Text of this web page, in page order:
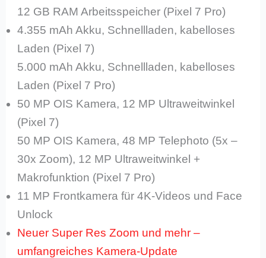
12 GB RAM Arbeitsspeicher (Pixel 7 Pro)
4.355 mAh Akku, Schnellladen, kabelloses
Laden (Pixel 7)
5.000 mAh Akku, Schnellladen, kabelloses
Laden (Pixel 7 Pro)
50 MP OIS Kamera, 12 MP Ultraweitwinkel
(Pixel 7)
50 MP OIS Kamera, 48 MP Telephoto (5x –
30x Zoom), 12 MP Ultraweitwinkel +
Makrofunktion (Pixel 7 Pro)
11 MP Frontkamera für 4K-Videos und Face
Unlock
Neuer Super Res Zoom und mehr –
umfangreiches Kamera-Update